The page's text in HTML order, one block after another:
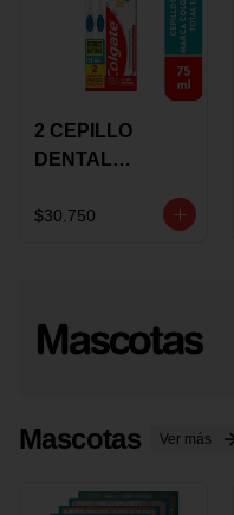
2 CEPILLO
DENTAL
+CREMA
$30.750
Mascotas Ver más